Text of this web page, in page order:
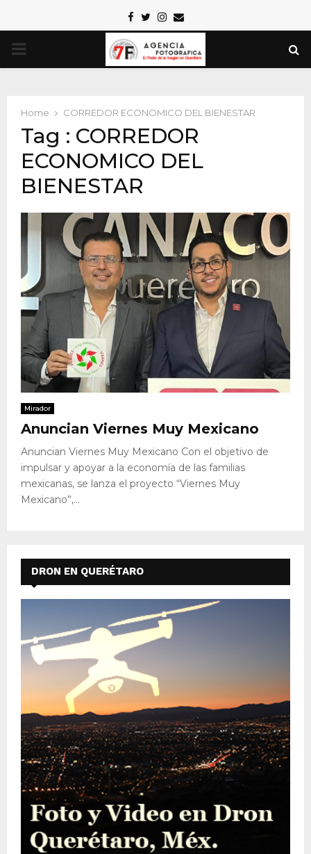
Facebook
TwitterInstagram
Email
PRIMARY
Home CORREDOR ECONOMICO DEL BIENESTAR
Tag : CORREDOR
ECONOMICO DEL
BIENESTAR
Mirador
Anuncian Viernes Muy Mexicano
Anuncian Viernes Muy Mexicano Con el objetivo de
impulsar y apoyar a la economía de las familias
mexicanas, se lanza el proyecto “Viernes Muy
Mexicano”,...
DRON EN QUERÉTARO